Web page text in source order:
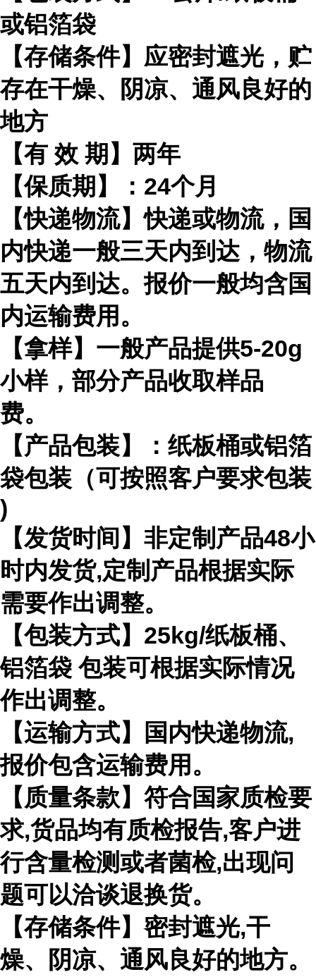
或铝箔袋
【存储条件】应密封遮光，贮
存在干燥、阴凉、通风良好的
地方
【有 效 期】两年
【保质期】： 24个月
【快递物流】快递或物流，国
内快递一般三天内到达，物流
五天内到达。报价一般均含国
内运输费用。
【拿样】一般产品提供5-20g
小样，部分产品收取样品
费。
【产品包装】：纸板桶或铝箔
袋包装（可按照客户要求包装
)
【发货时间】非定制产品48小
时内发货,定制产品根据实际
需要作出调整。
【包装方式】 25kg/纸板桶、
铝箔袋 包装可根据实际情况
作出调整。
【运输方式】国内快递物流,
报价包含运输费用。
【质量条款】符合国家质检要
求,货品均有质检报告,客户进
行含量检测或者菌检,出现问
题可以洽谈退换货。
【存储条件】密封遮光,干
燥、阴凉、通风良好的地方。